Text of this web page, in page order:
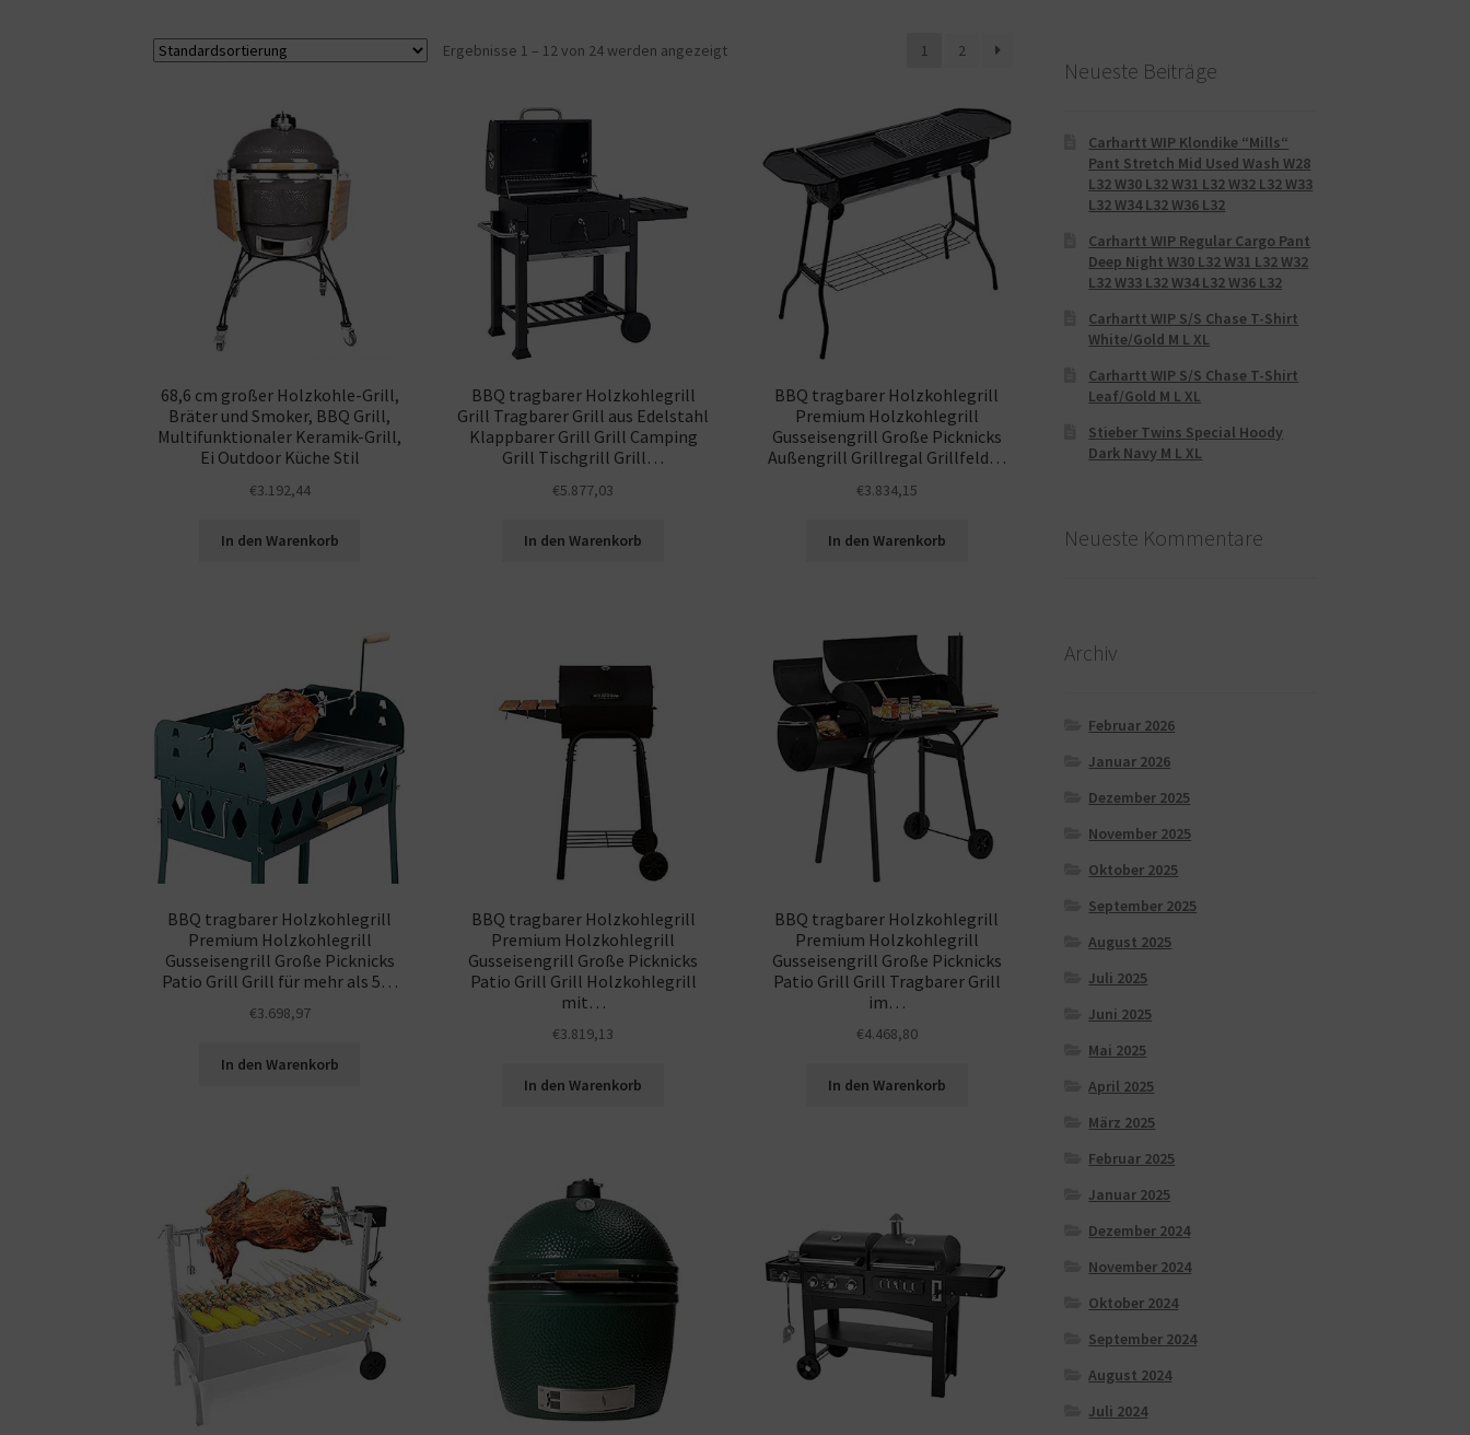
Ergebnisse 1 – 12 von 24 werden angezeigt 1 2
68,6 cm großer Holzkohle-Grill,
Bräter und Smoker, BBQ Grill,
Multifunktionaler Keramik-Grill,
Ei Outdoor Küche Stil
€3.192,44
In den Warenkorb
BBQ tragbarer Holzkohlegrill
Grill Tragbarer Grill aus Edelstahl
Klappbarer Grill Grill Camping
Grill Tischgrill Grill…
€5.877,03
In den Warenkorb
BBQ tragbarer Holzkohlegrill
Premium Holzkohlegrill
Gusseisengrill Große Picknicks
Außengrill Grillregal Grillfeld…
€3.834,15
In den Warenkorb
BBQ tragbarer Holzkohlegrill
Premium Holzkohlegrill
Gusseisengrill Große Picknicks
Patio Grill Grill für mehr als 5…
€3.698,97
In den Warenkorb
BBQ tragbarer Holzkohlegrill
Premium Holzkohlegrill
Gusseisengrill Große Picknicks
Patio Grill Grill Holzkohlegrill
mit…
€3.819,13
In den Warenkorb
BBQ tragbarer Holzkohlegrill
Premium Holzkohlegrill
Gusseisengrill Große Picknicks
Patio Grill Grill Tragbarer Grill
im…
€4.468,80
In den Warenkorb
Neueste Beiträge
Carhartt WIP Klondike “Mills“
Pant Stretch Mid Used Wash W28
L32 W30 L32 W31 L32 W32 L32 W33
L32 W34 L32 W36 L32
Carhartt WIP Regular Cargo Pant
Deep Night W30 L32 W31 L32 W32
L32 W33 L32 W34 L32 W36 L32
Carhartt WIP S/S Chase T-Shirt
White/Gold M L XL
Carhartt WIP S/S Chase T-Shirt
Leaf/Gold M L XL
Stieber Twins Special Hoody
Dark Navy M L XL
Neueste Kommentare
Archiv
Februar 2026
Januar 2026
Dezember 2025
November 2025
Oktober 2025
September 2025
August 2025
Juli 2025
Juni 2025
Mai 2025
April 2025
März 2025
Februar 2025
Januar 2025
Dezember 2024
November 2024
Oktober 2024
September 2024
August 2024
Juli 2024